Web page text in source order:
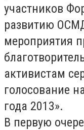
участников
развитию
мероприятия
активистам
голосование
года 2013».
В первую